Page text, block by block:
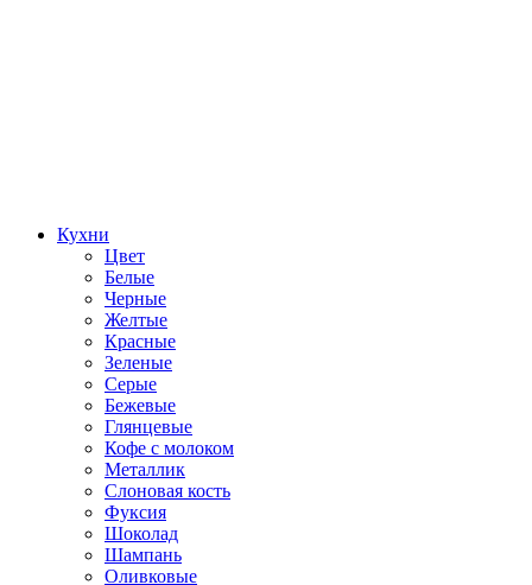
Кухни
Цвет
Белые
Черные
Желтые
Красные
Зеленые
Серые
Бежевые
Глянцевые
Кофе с молоком
Металлик
Слоновая кость
Фуксия
Шоколад
Шампань
Оливковые